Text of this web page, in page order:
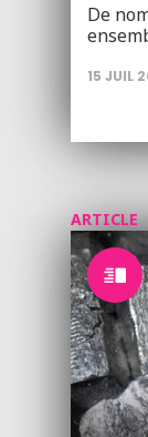
De
15 JUIL
ARTICLE